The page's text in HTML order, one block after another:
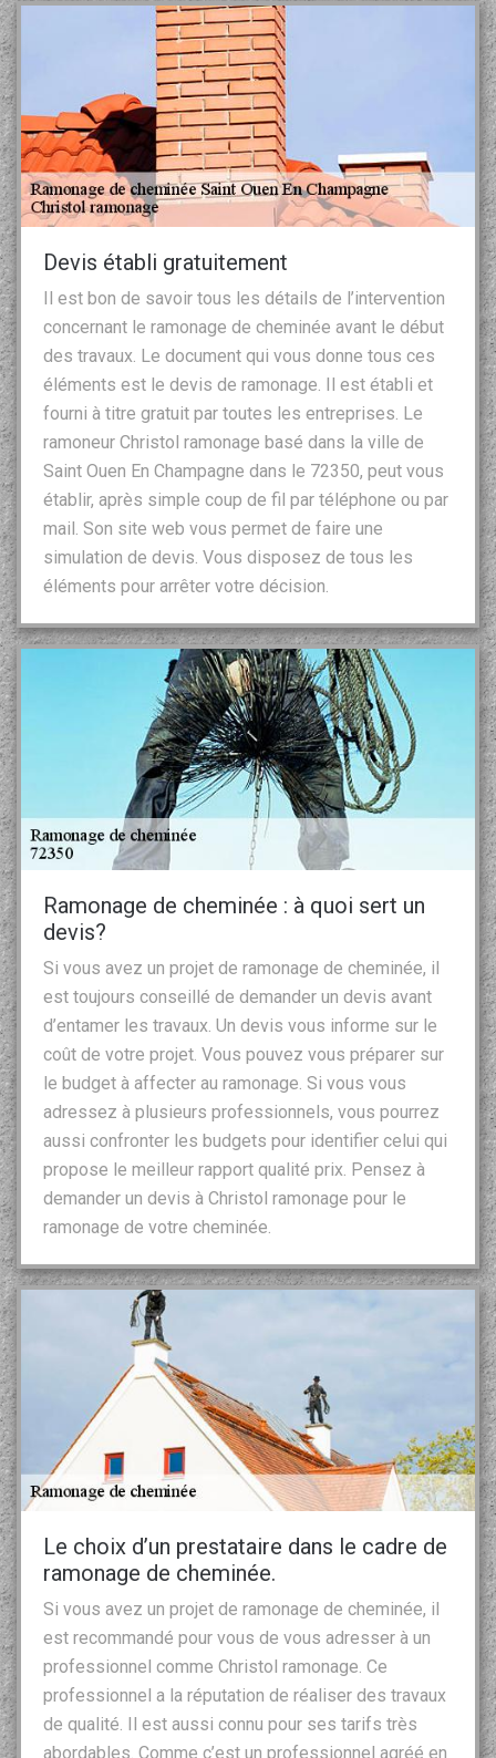
Devis établi gratuitement
Il est bon de savoir tous les détails de l’intervention
concernant le ramonage de cheminée avant le début
des travaux. Le document qui vous donne tous ces
éléments est le devis de ramonage. Il est établi et
fourni à titre gratuit par toutes les entreprises. Le
ramoneur Christol ramonage basé dans la ville de
Saint Ouen En Champagne dans le 72350, peut vous
établir, après simple coup de fil par téléphone ou par
mail. Son site web vous permet de faire une
simulation de devis. Vous disposez de tous les
éléments pour arrêter votre décision.
Ramonage de cheminée : à quoi sert un
devis?
Si vous avez un projet de ramonage de cheminée, il
est toujours conseillé de demander un devis avant
d’entamer les travaux. Un devis vous informe sur le
coût de votre projet. Vous pouvez vous préparer sur
le budget à affecter au ramonage. Si vous vous
adressez à plusieurs professionnels, vous pourrez
aussi confronter les budgets pour identifier celui qui
propose le meilleur rapport qualité prix. Pensez à
demander un devis à Christol ramonage pour le
ramonage de votre cheminée.
Le choix d’un prestataire dans le cadre de
ramonage de cheminée.
Si vous avez un projet de ramonage de cheminée, il
est recommandé pour vous de vous adresser à un
professionnel comme Christol ramonage. Ce
professionnel a la réputation de réaliser des travaux
de qualité. Il est aussi connu pour ses tarifs très
abordables. Comme c’est un professionnel agréé en